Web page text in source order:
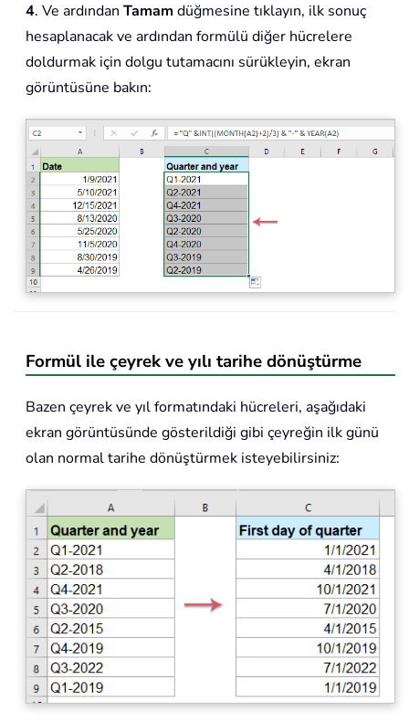
4. Ve ardından Tamam düğmesine tıklayın, ilk sonuç
hesaplanacak ve ardından formülü diğer hücrelere
doldurmak için dolgu tutamacını sürükleyin, ekran
görüntüsüne bakın:
Formül ile çeyrek ve yılı tarihe dönüştürme
Bazen çeyrek ve yıl formatındaki hücreleri, aşağıdaki
ekran görüntüsünde gösterildiği gibi çeyreğin ilk günü
olan normal tarihe dönüştürmek isteyebilirsiniz: